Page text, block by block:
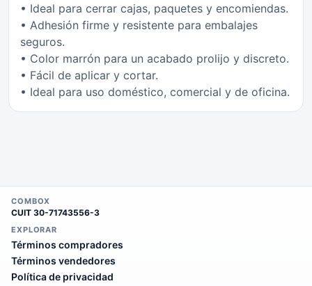
• Ideal para cerrar cajas, paquetes y encomiendas.
• Adhesión firme y resistente para embalajes
seguros.
• Color marrón para un acabado prolijo y discreto.
• Fácil de aplicar y cortar.
• Ideal para uso doméstico, comercial y de oficina.
COMBOX
CUIT 30-71743556-3
EXPLORAR
Términos compradores
Términos vendedores
Política de privacidad